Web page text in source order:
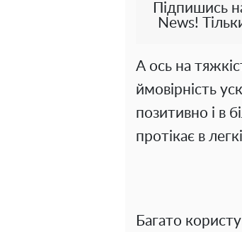
Підпишись
News!
А ось на
ймовірність
позитивно і в
протікає в
Багато